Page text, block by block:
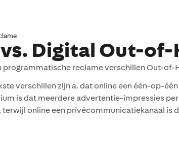
Digital Out-of-
programmatische reclame verschillen Out-of-
verschillen zijn a. dat online een één-op-
is dat meerdere advertentie-impressies
terwijl online een privécommunicatiekanaal